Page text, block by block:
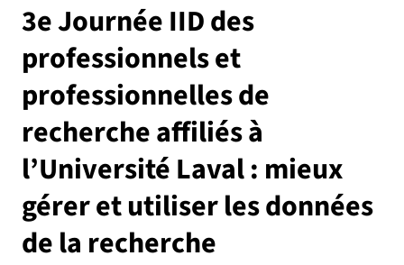
3e Journée IID des
professionnels et
professionnelles de
recherche affiliés à
l’Université Laval : mieux
gérer et utiliser les données
de la recherche